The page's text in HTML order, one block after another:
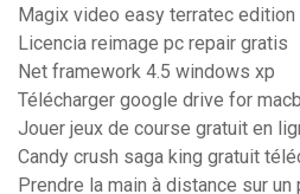
Magix video easy terratec
Licencia reimage pc repair gratis
Net framework 4.5 windows xp
Télécharger google drive for
Jouer jeux de course gratuit en
Candy crush saga king gratuit
Prendre la main à distance sur un